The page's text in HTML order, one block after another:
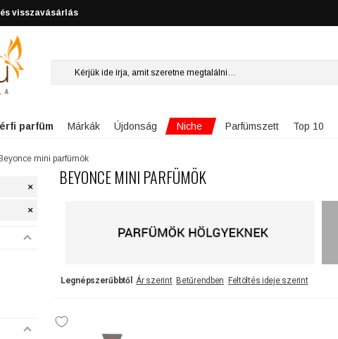
visszavásárlás
parfüm Márkák Újdonság Niche Parfümszett Top 10
Beyonce mini parfümök
×
×
BEYONCE MINI PARFÜMÖK
Legnépszerűbbtől Ár szerint Betűrendben Feltöltés ideje szerint